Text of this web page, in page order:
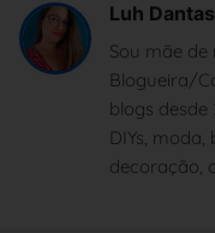
Luh Dantas
Sou mãe de
Blogueira/
blogs desde
DIYs,
decoração,